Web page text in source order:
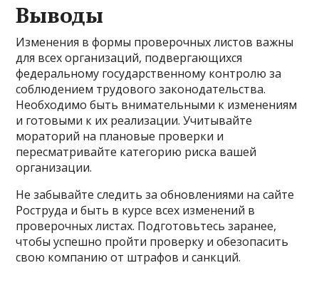
Выводы
Изменения в формы проверочных листов важны
для всех организаций, подвергающихся
федеральному государственному контролю за
соблюдением трудового законодательства.
Необходимо быть внимательными к изменениям
и готовыми к их реализации. Учитывайте
мораторий на плановые проверки и
пересматривайте категорию риска вашей
организации.
Не забывайте следить за обновлениями на сайте
Роструда и быть в курсе всех изменений в
проверочных листах. Подготовьтесь заранее,
чтобы успешно пройти проверку и обезопасить
свою компанию от штрафов и санкций.